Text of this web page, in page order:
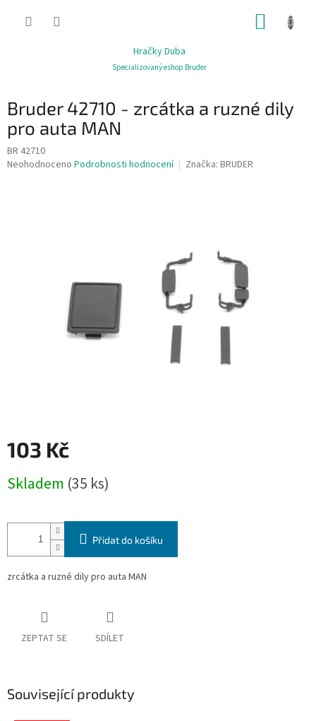
Hračky Duba
Specializovaný eshop Bruder
Bruder 42710 - zrcátka a ruzné dily
pro auta MAN
BR 42710
Průměrné
Neohodnoceno Podrobnosti hodnocení Značka: BRUDER
103 Kč
cena:
Skladem (35 ks)
Přidat do košíku
zrcátka a ruzné dily pro auta MAN
ZEPTAT SE SDÍLET
Související produkty